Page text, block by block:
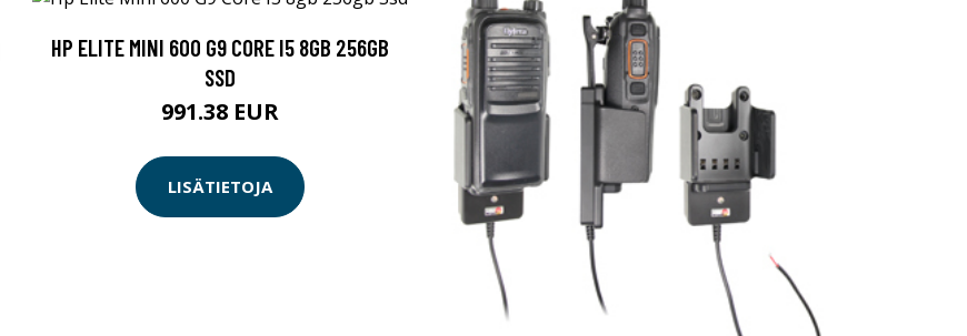
HP ELITE MINI 600 G9 CORE I5 8GB 256GB
SSD
991.38 EUR
LISÄTIETOJA